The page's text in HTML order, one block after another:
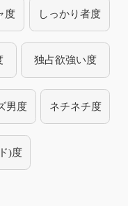
度 しっかり者度
独占欲強い度
男度 ネチネチ度
)度